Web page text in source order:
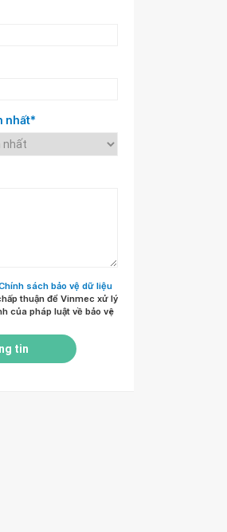
nhất*
sách bảo vệ dữ liệu
thuận để Vinmec xử lý
của pháp luật về bảo vệ
tin